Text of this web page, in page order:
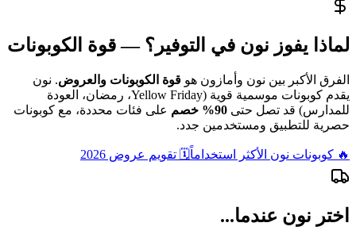
لماذا يفوز نون في التوفير؟ — قوة الكوبونات
الفرق الأكبر بين نون وأمازون هو قوة الكوبونات والعروض. نون
يقدم كوبونات موسمية قوية (Yellow Friday، رمضان، العودة
للمدارس) قد تصل حتى 90% خصم
على فئات محددة، مع كوبونات
حصرية للتطبيق ومستخدمين جدد.
🔥 كوبونات نون الأكثر استخداماً🗓️ تقويم عروض 2026
اختر نون عندما...